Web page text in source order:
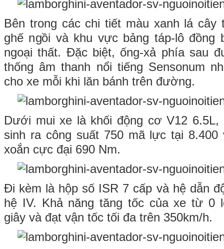
Bên trong các chi tiết màu xanh lá cây
ghế ngồi và khu vực bảng táp-lô đồng
ngoại thất. Đặc biệt, ống-xả phía sau
thống âm thanh nổi tiếng Sensonum
cho xe mỗi khi lăn bánh trên đường.
Dưới mui xe là khối động cơ V12
sinh ra công suất 750 mã lực tại 8.400
xoắn cực đại 690 Nm.
Đi kèm là hộp số ISR 7 cấp và hệ dẫn
hệ IV. Khả năng tăng tốc của xe từ 0
giây và đạt vận tốc tối đa trên 350km/h.